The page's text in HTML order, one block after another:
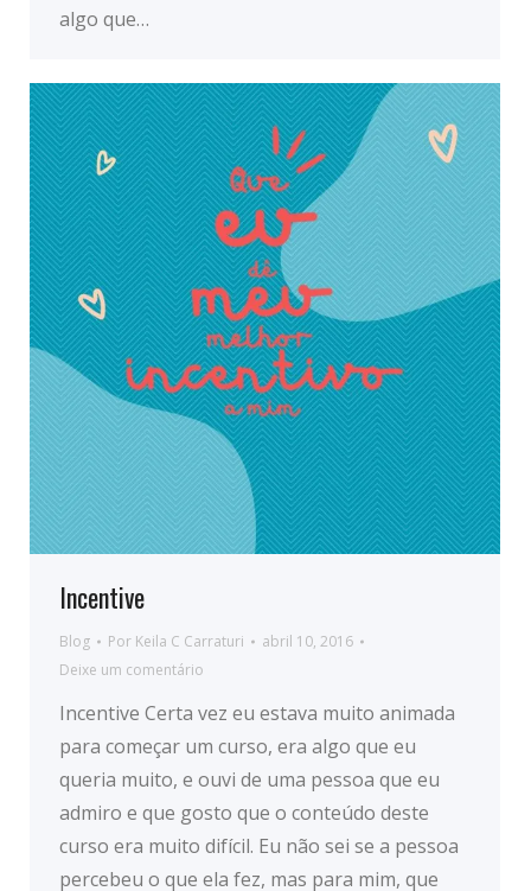
algo que…
Incentive
Blog Por Keila C Carraturi
abril 10, 2016
Deixe um comentário
Incentive Certa vez eu estava muito animada
para começar um curso, era algo que eu
queria muito, e ouvi de uma pessoa que eu
admiro e que gosto que o conteúdo deste
curso era muito difícil. Eu não sei se a pessoa
percebeu o que ela fez, mas para mim, que